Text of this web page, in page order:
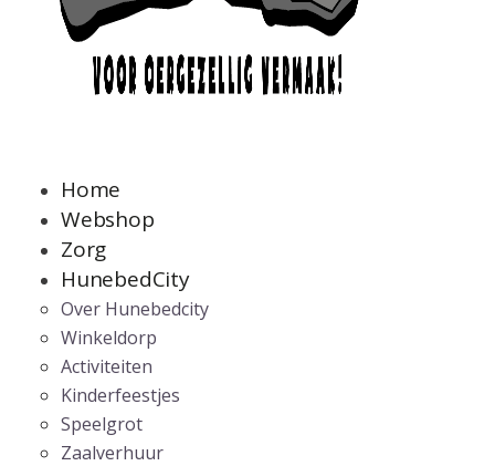
Home
Webshop
Zorg
HunebedCity
Over Hunebedcity
Winkeldorp
Activiteiten
Kinderfeestjes
Speelgrot
Zaalverhuur